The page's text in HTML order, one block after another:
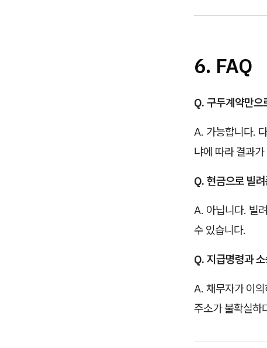
6. FAQ
Q. 구두계약만으
A. 가능합니다.
냐에 따라 결과
Q. 현금으로 빌
A. 아닙니다. 빌
수 있습니다.
Q. 지급명령과
A. 채무자가 이
주소가 불확실하